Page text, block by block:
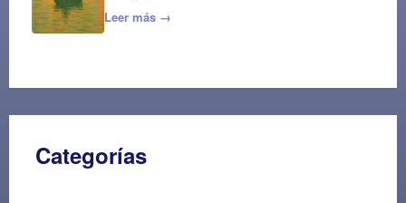
Leer más →
Categorías